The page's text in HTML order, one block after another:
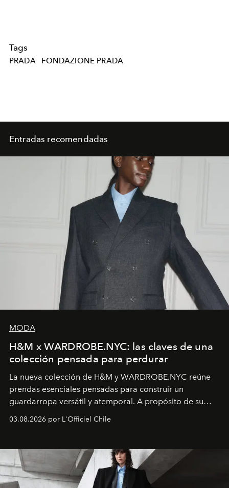
Tags
PRADA FONDAZIONE PRADA
Entradas recomendadas
MODA
H&M x WARDROBE.NYC: las claves de una
colección pensada para perdurar
La nueva colección de H&M y WARDROBE.NYC reúne
prendas esenciales pensadas para construir un
guardarropa versátil y atemporal. A propósito de su
lanzamiento, los fundadores de la firma neoyorquina y
la asesora creativa y jefa de diseño global de la marca
y la filosofía detrás de la propuesta.
03.08.2026 por L'Officiel Chile